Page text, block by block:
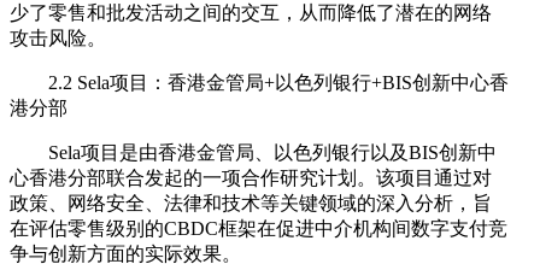
少了零售和批发活动之间的交互，从而降低了潜在的网络
攻击风险。
2.2 Sela项目：香港金管局+以色列银行+BIS创新中心香
港分部
Sela项目是由香港金管局、以色列银行以及BIS创新中
心香港分部联合发起的一项合作研究计划。该项目通过对
政策、网络安全、法律和技术等关键领域的深入分析，旨
在评估零售级别的CBDC框架在促进中介机构间数字支付竞
争与创新方面的实际效果。